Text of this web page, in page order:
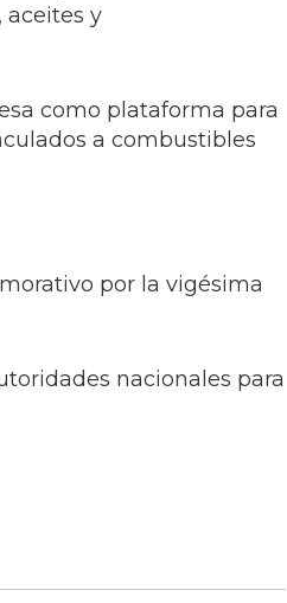
aceites y
como plataforma para
a combustibles
por la vigésima
nacionales para